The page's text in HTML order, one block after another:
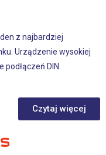
z najbardziej
Urządzenie wysokiej
DIN.
Czytaj więcej